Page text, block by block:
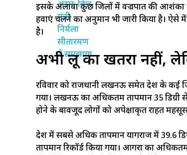
इसके अलावा कुछ जिलों में वज्रपात की आशंका
हवाएं चलने का अनुमान भी जारी किया है। ऐसे
है।
अभी लू का खतरा नहीं,
रविवार को राजधानी लखनऊ समेत प्रदेश के कई
गया। लखनऊ का अधिकतम तापमान 35 डिग्री
होने के बावजूद लोगों को अपेक्षाकृत राहत
प्रदेश में सबसे अधिक तापमान प्रयागराज में 39.6
तापमान रिकॉर्ड किया गया। आगरा का